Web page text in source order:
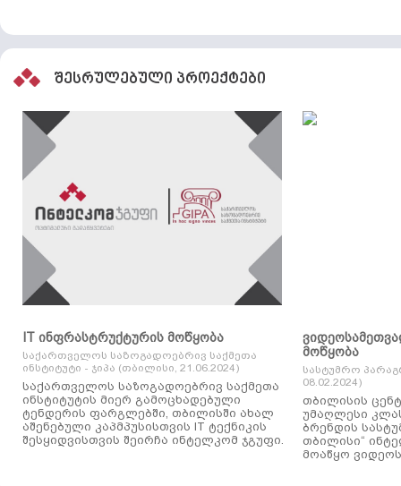
შესრულებული პროექტები
IT ინფრასტრუქტურის მოწყობა
საქართველოს საზოგადოებრივ საქმეთა
ინსტიტუტი - ჯიპა (თბილისი, 21.06.2024)
საქართველოს საზოგადოებრივ საქმეთა
ინსტიტუტის მიერ გამოცხადებული
ტენდერის ფარგლებში, თბილისში ახალ
აშენებული კაპმპუსისთვის IT ტექნიკის
შესყიდვისთვის შეირჩა ინტელკომ ჯგუფი.
მოწყობა
სასტუმრო
08.02.2024)
თბილისის
უმაღლესი
ბრენდის
თბილისი“
მოაწყო